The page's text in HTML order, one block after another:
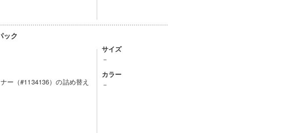
ック
ー（#1134136）の詰め替え
サイズ
－
カラー
－